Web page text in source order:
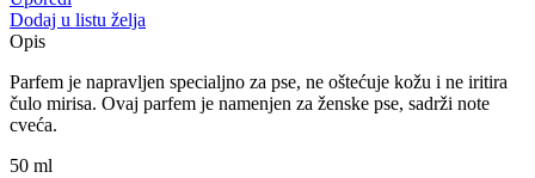
Dodaj u listu želja
Opis
Parfem je napravljen specialjno za pse, ne oštećuje kožu i ne iritira
čulo mirisa. Ovaj parfem je namenjen za ženske pse, sadrži note
cveća.
50 ml